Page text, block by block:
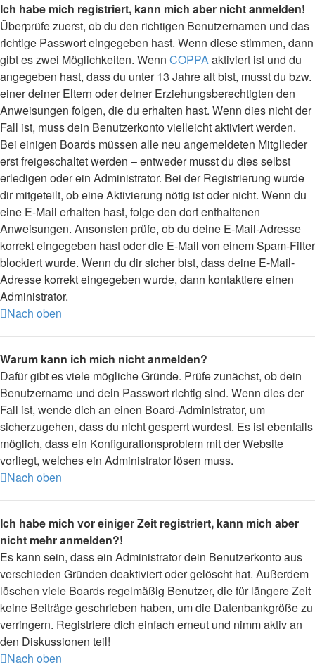
Ich habe mich registriert, kann mich aber nicht anmelden!
Überprüfe zuerst, ob du den richtigen Benutzernamen und das
richtige Passwort eingegeben hast. Wenn diese stimmen, dann
gibt es zwei Möglichkeiten. Wenn COPPAaktiviert ist und du
angegeben hast, dass du unter 13 Jahre alt bist, musst du bzw.
einer deiner Eltern oder deiner Erziehungsberechtigten den
Anweisungen folgen, die du erhalten hast. Wenn dies nicht der
Fall ist, muss dein Benutzerkonto vielleicht aktiviert werden.
Bei einigen Boards müssen alle neu angemeldeten Mitglieder
erst freigeschaltet werden – entweder musst du dies selbst
erledigen oder ein Administrator. Bei der Registrierung wurde
dir mitgeteilt, ob eine Aktivierung nötig ist oder nicht. Wenn du
eine E-Mail erhalten hast, folge den dort enthaltenen
Anweisungen. Ansonsten prüfe, ob du deine E-Mail-Adresse
korrekt eingegeben hast oder die E-Mail von einem Spam-Filter
blockiert wurde. Wenn du dir sicher bist, dass deine E-Mail-
Adresse korrekt eingegeben wurde, dann kontaktiere einen
Administrator.
Nach oben
Warum kann ich mich nicht anmelden?
Dafür gibt es viele mögliche Gründe. Prüfe zunächst, ob dein
Benutzername und dein Passwort richtig sind. Wenn dies der
Fall ist, wende dich an einen Board-Administrator, um
sicherzugehen, dass du nicht gesperrt wurdest. Es ist ebenfalls
möglich, dass ein Konfigurationsproblem mit der Website
vorliegt, welches ein Administrator lösen muss.
Nach oben
Ich habe mich vor einiger Zeit registriert, kann mich aber
nicht mehr anmelden?!
Es kann sein, dass ein Administrator dein Benutzerkonto aus
verschieden Gründen deaktiviert oder gelöscht hat. Außerdem
löschen viele Boards regelmäßig Benutzer, die für längere Zeit
keine Beiträge geschrieben haben, um die Datenbankgröße zu
verringern. Registriere dich einfach erneut und nimm aktiv an
den Diskussionen teil!
Nach oben